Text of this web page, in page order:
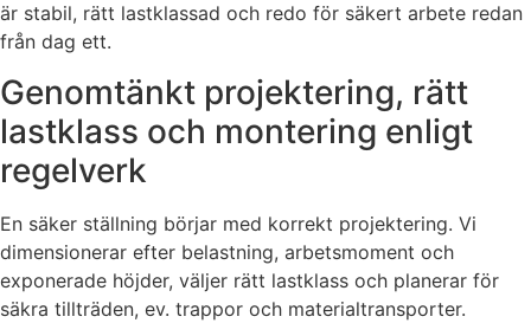
är stabil, rätt lastklassad och redo för säkert arbete redan
från dag ett.
Genomtänkt projektering, rätt
lastklass och montering enligt
regelverk
En säker ställning börjar med korrekt projektering. Vi
dimensionerar efter belastning, arbetsmoment och
exponerade höjder, väljer rätt lastklass och planerar för
säkra tillträden, ev. trappor och materialtransporter.